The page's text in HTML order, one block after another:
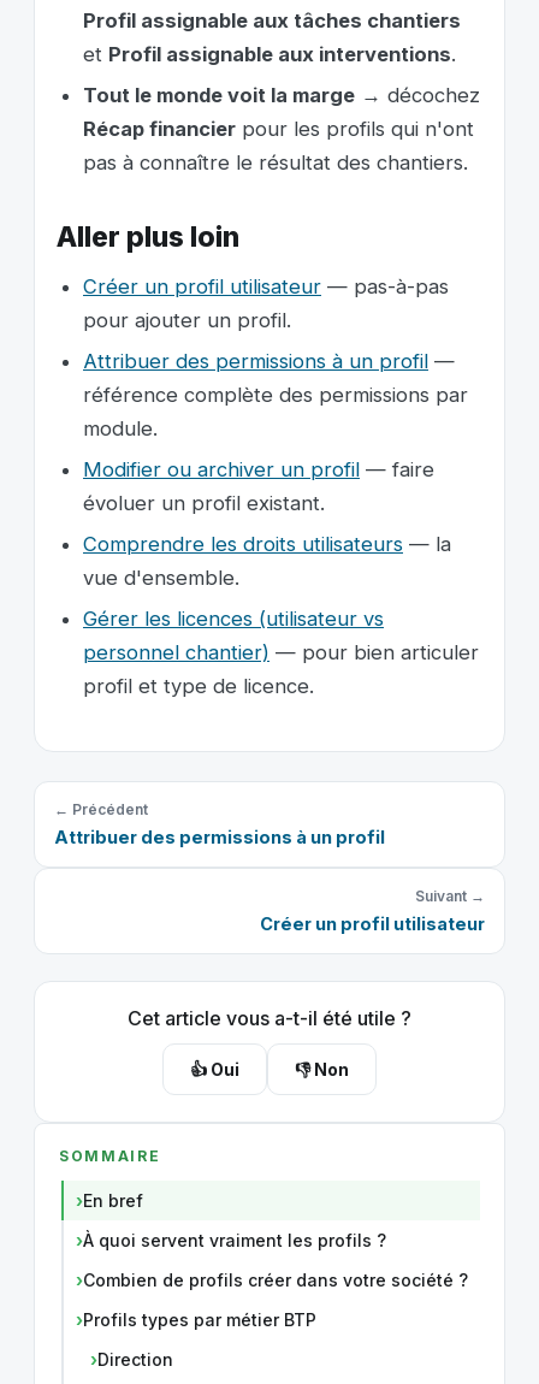
Profil assignable aux tâches chantiers
et Profil assignable aux interventions.
Tout le monde voit la marge → décochez
Récap financier pour les profils qui n'ont
pas à connaître le résultat des chantiers.
Aller plus loin
Créer un profil utilisateur — pas-à-pas
pour ajouter un profil.
Attribuer des permissions à un profil —
référence complète des permissions par
module.
Modifier ou archiver un profil — faire
évoluer un profil existant.
Comprendre les droits utilisateurs — la
vue d'ensemble.
Gérer les licences (utilisateur vs
personnel chantier) — pour bien articuler
profil et type de licence.
← Précédent
Attribuer des permissions à un profil
Suivant →
Créer un profil utilisateur
Cet article vous a-t-il été utile ?
👍 Oui 👎 Non
SOMMAIRE
En bref
À quoi servent vraiment les profils ?
Combien de profils créer dans votre société ?
Profils types par métier BTP
Direction